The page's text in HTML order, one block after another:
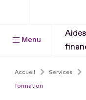
Menu
Aides
Accueil Services
formation